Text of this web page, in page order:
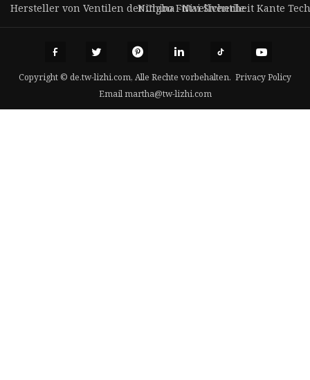
Hersteller von Ventilen der China -Nivellventile
Ningbo Futai Sicherheit Kante
Copyright © de.tw-lizhi.com, Alle Rechte vorbehalten. Privacy Policy
Emailmartha@tw-lizhi.com